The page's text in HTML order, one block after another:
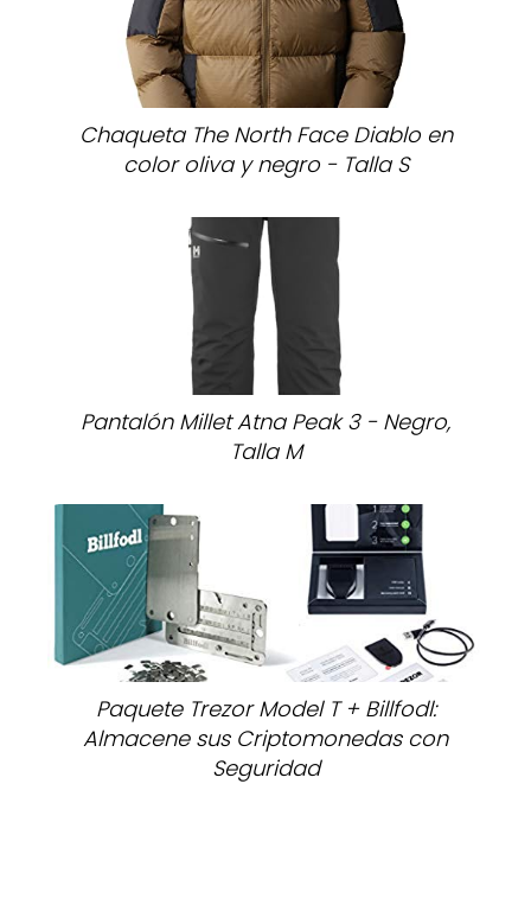
Chaqueta The North Face Diablo en
color oliva y negro - Talla S
Pantalón Millet Atna Peak 3 - Negro,
Talla M
Paquete Trezor Model T + Billfodl:
Almacene sus Criptomonedas con
Seguridad